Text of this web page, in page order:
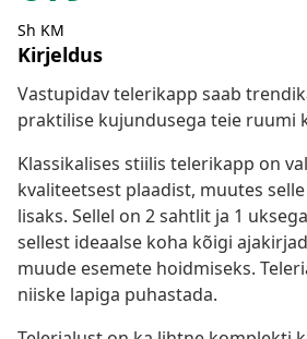
Sh KM
Kirjeldus
Vastupidav telerikapp saab
praktilise kujundusega teie ruumi
Klassikalises stiilis telerikapp on
kvaliteetsest plaadist, muutes
lisaks. Sellel on 2 sahtlit ja 1
sellest ideaalse koha kõigi
muude esemete hoidmiseks.
niiske lapiga puhastada.